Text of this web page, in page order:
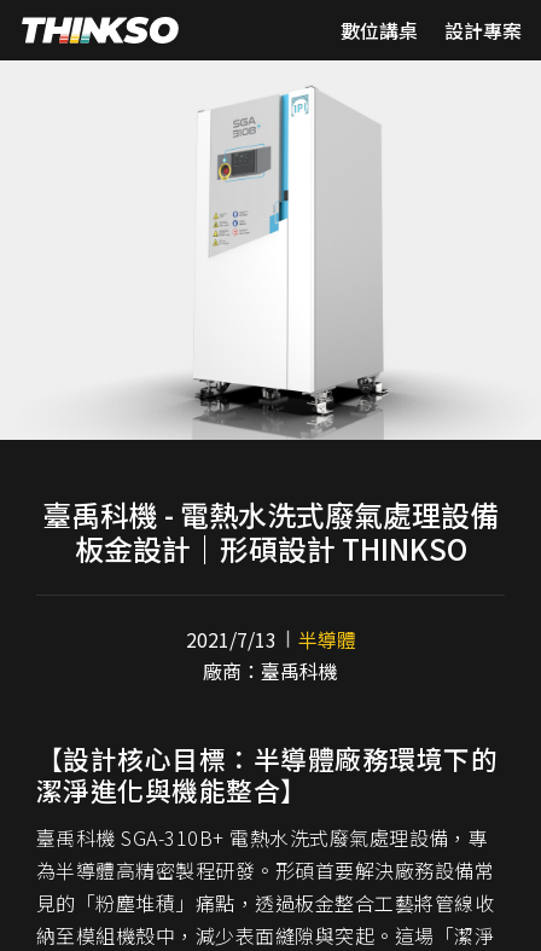
數位講桌 設計專案
臺禹科機 - 電熱水洗式廢氣處理設備
板金設計｜形碩設計 THINKSO
2021/7/13
半導體
廠商：臺禹科機
【設計核心目標：半導體廠務環境下的
潔淨進化與機能整合】
臺禹科機 SGA-310B+ 電熱水洗式廢氣處理設備，專
為半導體高精密製程研發。形碩首要解決廠務設備常
見的「粉塵堆積」痛點，透過板金整合工藝將管線收
納至模組機殼中，減少表面縫隙與突起。這場「潔淨